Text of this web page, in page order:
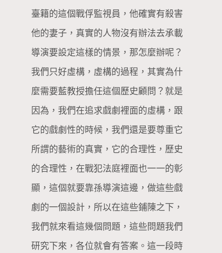
臺籍的這個戰俘監視員，他確實有殺害
他的妻子，真實的人物沒有辦法去承載
導演要設定這樣的情景，那怎麼辦呢？
我們只好虛構，虛構的過程，其實為什
麼需要藍教授擔任這個歷史顧問？就是
因為，我們在追求戲劇裡面的虛構，跟
它的戲劇性的時候，我們還是要尊重它
所謂的藝術的真實，它的合理性，歷史
的合理性，在戰犯法庭裡面也一一的彰
顯，這個就要靠孫導演這邊，做這些戲
劇的一個設計，所以在這些鋪陳之下，
我們就來看這幾個問題，這些問題我們
研究下來，各位就會有答案。這一段時